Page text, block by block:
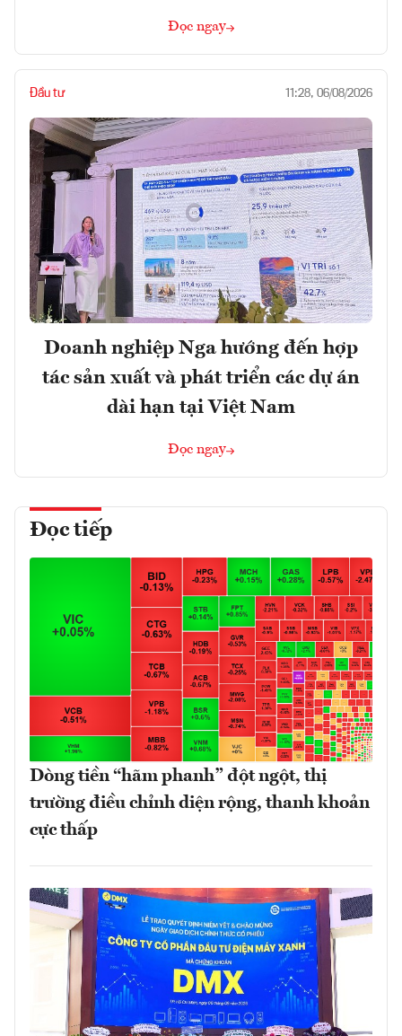
Đọc ngay
Đầu tư 11:28, 06/08/2026
Doanh nghiệp Nga hướng đến hợp
tác sản xuất và phát triển các dự án
dài hạn tại Việt Nam
Đọc ngay
Đọc tiếp
Dòng tiền “hãm phanh” đột ngột, thị
trường điều chỉnh diện rộng, thanh khoản
cực thấp